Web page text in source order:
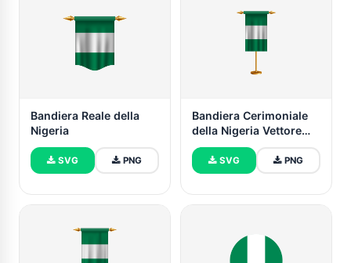
Bandiera Reale della
Nigeria
SVG PNG
Bandiera Cerimoniale
della Nigeria Vettore
Gratuito
SVG PNG